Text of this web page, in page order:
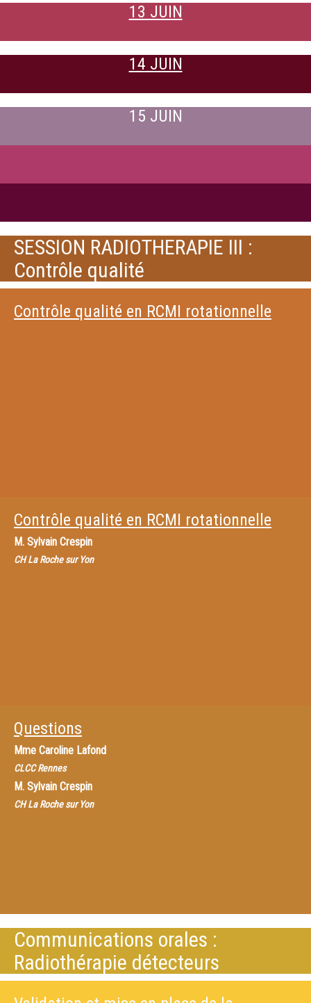
13 JUIN
14 JUIN
15 JUIN
SESSION RADIOTHERAPIE III :
Contrôle qualité
Contrôle qualité en RCMI rotationnelle
Contrôle qualité en RCMI rotationnelle
M. Sylvain Crespin
CH La Roche sur Yon
Questions
Mme Caroline Lafond
CLCC Rennes
M. Sylvain Crespin
CH La Roche sur Yon
Communications orales :
Radiothérapie détecteurs